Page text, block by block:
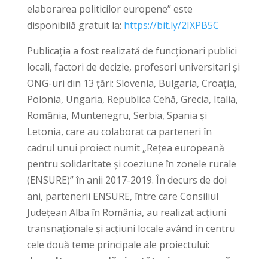
elaborarea politicilor europene” este
disponibilă gratuit la: https://bit.ly/2IXPB5C
Publicația a fost realizată de funcţionari publici
locali, factori de decizie, profesori universitari și
ONG-uri din 13 țări: Slovenia, Bulgaria, Croația,
Polonia, Ungaria, Republica Cehă, Grecia, Italia,
România, Muntenegru, Serbia, Spania și
Letonia, care au colaborat ca parteneri în
cadrul unui proiect numit „Rețea europeană
pentru solidaritate și coeziune în zonele rurale
(ENSURE)” în anii 2017-2019. În decurs de doi
ani, partenerii ENSURE, între care Consiliul
Judeţean Alba în România, au realizat acțiuni
transnaționale și acțiuni locale având în centru
cele două teme principale ale proiectului: